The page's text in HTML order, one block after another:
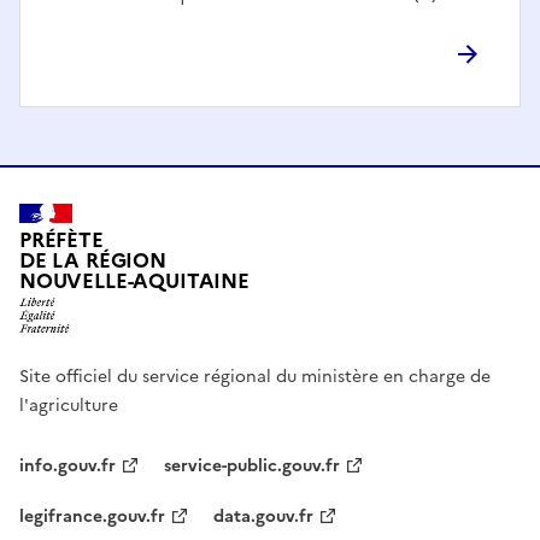
PRÉFÈTE
DE LA RÉGION
NOUVELLE-AQUITAINE
Site officiel du service régional du ministère en charge de
l'agriculture
info.gouv.fr
service-public.gouv.fr
legifrance.gouv.fr
data.gouv.fr